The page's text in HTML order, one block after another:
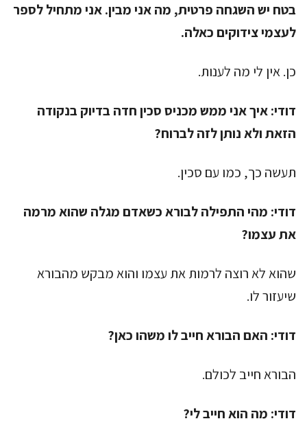
בטח יש השגחה פרטית, מה אני מבין. אני מתחיל לספר
לעצמי צידוקים כאלה.
כן. אין לי מה לענות.
דודי:איך אני ממש מכניס סכין חדה בדיוק בנקודה
הזאת ולא נותן לזה לברוח?
תעשה כך, כמו עם סכין.
דודי: מהי התפילה לבורא כשאדם מגלה שהוא מרמה
את עצמו?
שהוא לא רוצה לרמות את עצמו והוא מבקש מהבורא
שיעזור לו.
דודי: האם הבורא חייב לו משהו כאן?
הבורא חייב לכולם.
דודי: מה הוא חייב לי?